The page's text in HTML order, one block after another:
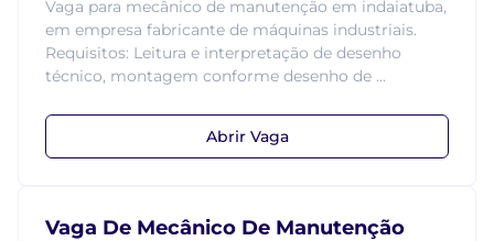
Vaga para mecânico de manutenção em indaiatuba,
em empresa fabricante de máquinas industriais.
Requisitos: Leitura e interpretação de desenho
técnico, montagem conforme desenho de ...
Abrir Vaga
Vaga De Mecânico De Manutenção